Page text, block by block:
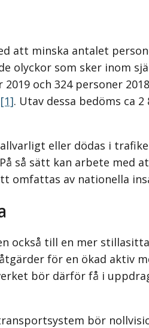
minska antalet
som sker inom
2019 och 324 personer
[1]. Utav dessa bedöms ca
eller dödas i
så sätt kan arbete
omfattas av nationella
till en mer
för en ökad aktiv
bör därför få i
bör